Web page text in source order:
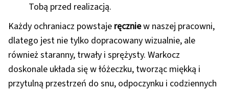
Tobą przed realizacją.
Każdy ochraniacz powstaje ręczniew naszej pracowni,
dlatego jest nie tylko dopracowany wizualnie, ale
również staranny, trwały i sprężysty. Warkocz
doskonale układa się w łóżeczku, tworząc miękką i
przytulną przestrzeń do snu, odpoczynku i codziennych